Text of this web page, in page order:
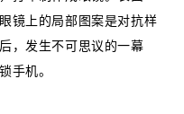
镜上的局部图案是对抗样
，发生不可思议的一幕
手机。